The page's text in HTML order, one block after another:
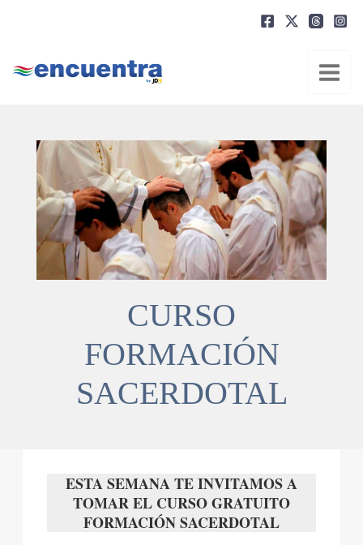
CURSO
FORMACIÓN
SACERDOTAL
ESTA SEMANA TE INVITAMOS A
TOMAR EL CURSO GRATUITO
FORMACIÓN SACERDOTAL